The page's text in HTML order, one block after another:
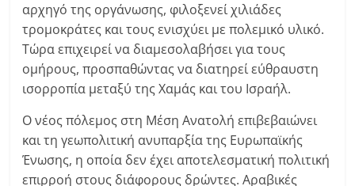
αρχηγό της οργάνωσης, φιλοξενεί χιλιάδες
τρομοκράτες και τους ενισχύει με πολεμικό υλικό.
Τώρα επιχειρεί να διαμεσολαβήσει για τους
ομήρους, προσπαθώντας να διατηρεί εύθραυστη
ισορροπία μεταξύ της Χαμάς και του Ισραήλ.
Ο νέος πόλεμος στη Μέση Ανατολή επιβεβαιώνει
και τη γεωπολιτική ανυπαρξία της Ευρωπαϊκής
Ένωσης, η οποία δεν έχει αποτελεσματική πολιτική
επιρροή στους διάφορους δρώντες. Αραβικές